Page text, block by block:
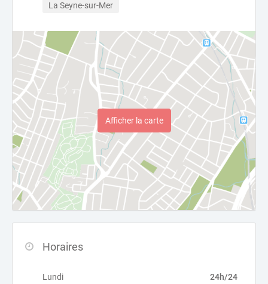
La Seyne-sur-Mer
Afficher la carte
Horaires
Lundi 24h/24